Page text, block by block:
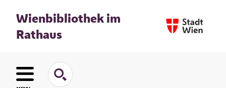
Wienbibliothek im
Rathaus